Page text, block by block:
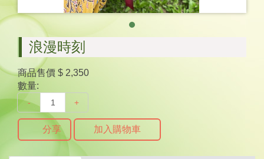
浪漫時刻
商品售價 $ 2,350
數量:
- +
分享 加入購物車